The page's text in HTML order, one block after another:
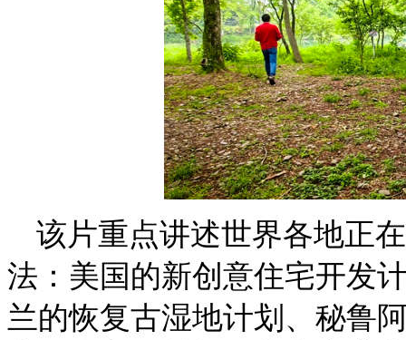
该片重点讲述世界各地正
法：美国的新创意住宅开发
兰的恢复古湿地计划、秘鲁